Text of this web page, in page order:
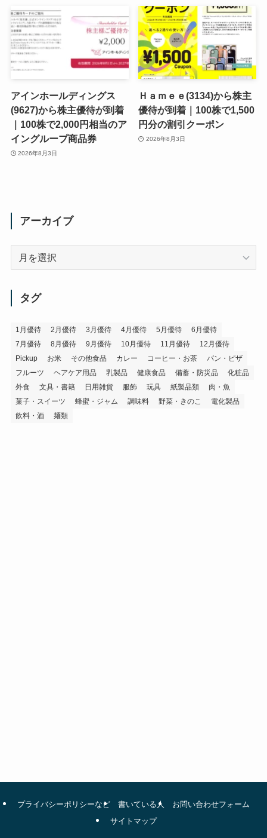
アインホールディングス
(9627)から株主優待が到着
｜100株で2,000円相当のア
イングループ商品券
2026年8月3日
Ｈａｍｅｅ(3134)から株主
優待が到着｜100株で1,500
円分の割引クーポン
2026年8月3日
アーカイブ
タグ
1月優待 2月優待 3月優待 4月優待 5月優待
6月優待
7月優待
8月優待 9月優待 10月優待 11月優待
12月優待
Pickup
お米 その他食品 カレー コーヒー・お茶
パン・ピザ
フルーツ
ヘアケア用品 乳製品 健康食品 備蓄・防災品
化粧品
外食
文具・書籍 日用雑貨 服飾 玩具 紙製品類
肉・魚
菓子・スイーツ
蜂蜜・ジャム 調味料 野菜・きのこ
電化製品
飲料・酒
麺類
プライバシーポリシーなど 書いている人
お問い合わせフォーム
サイトマップ